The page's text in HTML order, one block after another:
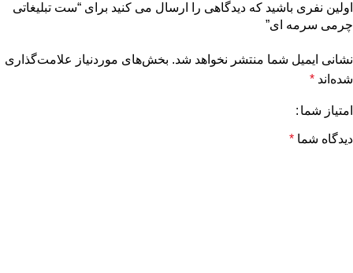
اولین نفری باشید که دیدگاهی را ارسال می کنید برای “ست تبلیغاتی
چرمی سرمه ای”
نشانی ایمیل شما منتشر نخواهد شد. بخش‌های موردنیاز علامت‌گذاری
شده‌اند *
امتیاز شما
دیدگاه شما *